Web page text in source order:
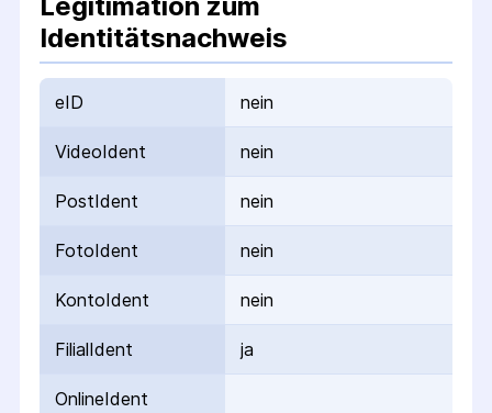
Identitätsnachweis
eID nein
VideoIdent nein
PostIdent nein
FotoIdent nein
KontoIdent nein
FilialIdent ja
OnlineIdent